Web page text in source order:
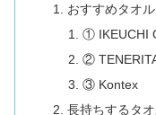
おすすめタオ
① IKEUCHI
②
③ Kontex
長持ちするタ